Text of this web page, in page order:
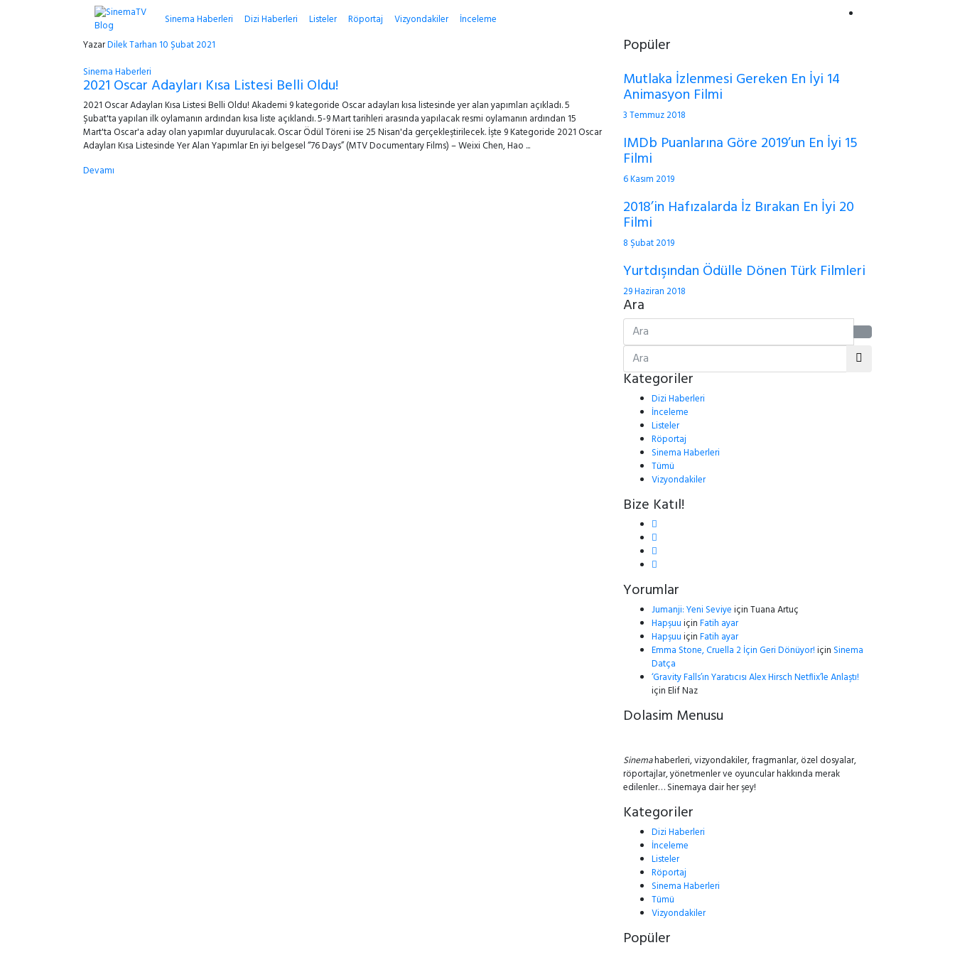
Sinema Haberleri Dizi Haberleri Listeler Röportaj Vizyondakiler
İnceleme
YazarDilek Tarhan 10 Şubat 2021
Sinema Haberleri
2021 Oscar Adayları Kısa Listesi Belli Oldu!
2021 Oscar Adayları Kısa Listesi Belli Oldu! Akademi 9 kategoride Oscar adayları kısa listesinde yer alan yapımları açıkladı. 5
Şubat'ta yapılan ilk oylamanın ardından kısa liste açıklandı. 5-9 Mart tarihleri arasında yapılacak resmi oylamanın ardından 15
Mart'ta Oscar'a aday olan yapımlar duyurulacak. Oscar Ödül Töreni ise 25 Nisan'da gerçekleştirilecek. İşte 9 Kategoride 2021 Oscar
Adayları Kısa Listesinde Yer Alan Yapımlar En iyi belgesel “76 Days” (MTV Documentary Films) – Weixi Chen, Hao ...
Devamı
Popüler
Mutlaka İzlenmesi Gereken En İyi 14
Animasyon Filmi
3 Temmuz 2018
IMDb Puanlarına Göre 2019’un En İyi 15
Filmi
6 Kasım 2019
2018’in Hafızalarda İz Bırakan En İyi 20
Filmi
8 Şubat 2019
Yurtdışından Ödülle Dönen Türk Filmleri
29 Haziran 2018
Ara
Kategoriler
Dizi Haberleri
İnceleme
Listeler
Röportaj
Sinema Haberleri
Tümü
Vizyondakiler
Bize Katıl!
Yorumlar
Jumanji: Yeni SeviyeiçinTuana Artuç
HapşuuiçinFatih ayar
HapşuuiçinFatih ayar
Emma Stone, Cruella 2 İçin Geri Dönüyor!için Sinema
Datça
‘Gravity Falls’ın Yaratıcısı Alex Hirsch Netflix’le Anlaştı!
içinElif Naz
Dolasim Menusu
Sinemahaberleri, vizyondakiler, fragmanlar, özel dosyalar,
röportajlar, yönetmenler ve oyuncular hakkında merak
edilenler… Sinemaya dair her şey!
Kategoriler
Dizi Haberleri
İnceleme
Listeler
Röportaj
Sinema Haberleri
Tümü
Vizyondakiler
Popüler